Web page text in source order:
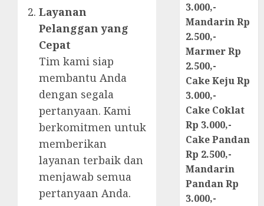
Layanan
Pelanggan yang
Cepat
Tim kami siap
membantu Anda
dengan segala
pertanyaan. Kami
berkomitmen untuk
memberikan
layanan terbaik dan
menjawab semua
pertanyaan Anda.
3.000,-
Mandarin Rp
2.500,-
Marmer Rp
2.500,-
Cake Keju Rp
3.000,-
Cake Coklat
Rp 3.000,-
Cake Pandan
Rp 2.500,-
Mandarin
Pandan Rp
3.000,-